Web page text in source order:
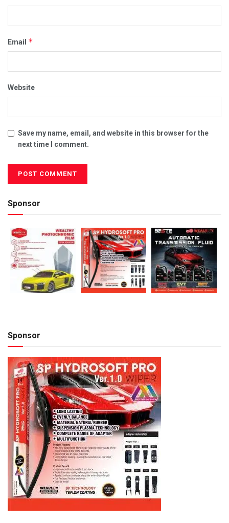
Email *
Website
Save my name, email, and website in this browser for the
next time I comment.
Sponsor
Sponsor